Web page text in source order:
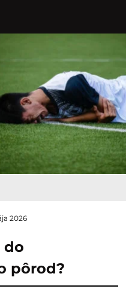
2026
do
pôrod?